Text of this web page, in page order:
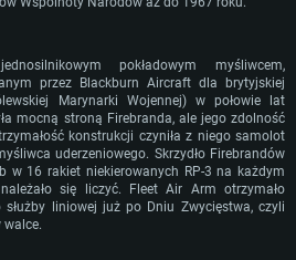
klient)
5 3600
DirectX 11: Nvidia GeForce 1060 lub
klient)
jest wspierany)
lub lepsza
to 720p) ze wsparciem Vulkan
klient)
sterownikami (nie starsze niż 6
pokładowym myśliwcem,
przez Blackburn Aircraft dla brytyjskiej
Marynarki Wojennej) w połowie lat
mocną stroną Firebranda, ale jego zdolność
konstrukcji czyniła z niego samolot
uderzeniowego. Skrzydło Firebrandów
w 16 rakiet niekierowanych RP-3 na każdym
się liczyć. Fleet Air Arm otrzymało
liniowej już po Dniu Zwycięstwa, czyli
walce.